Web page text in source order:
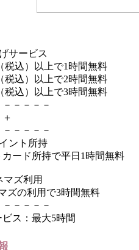
サービス
税込）以上で1時間無料
税込）以上で2時間無料
税込）以上で3時間無料
－－－－
－－－－
ント所持
ード所持で平日1時間無料
マズ利用
ズの利用で3時間無料
－－－－
ス：最大5時間